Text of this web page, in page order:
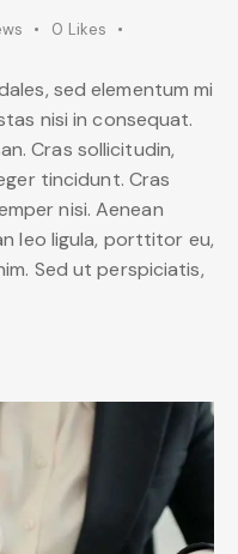
0 Likes
sed elementum mi
nisi in consequat.
Cras sollicitudin,
tincidunt. Cras
nisi. Aenean
leo ligula, porttitor eu,
Sed ut perspiciatis,